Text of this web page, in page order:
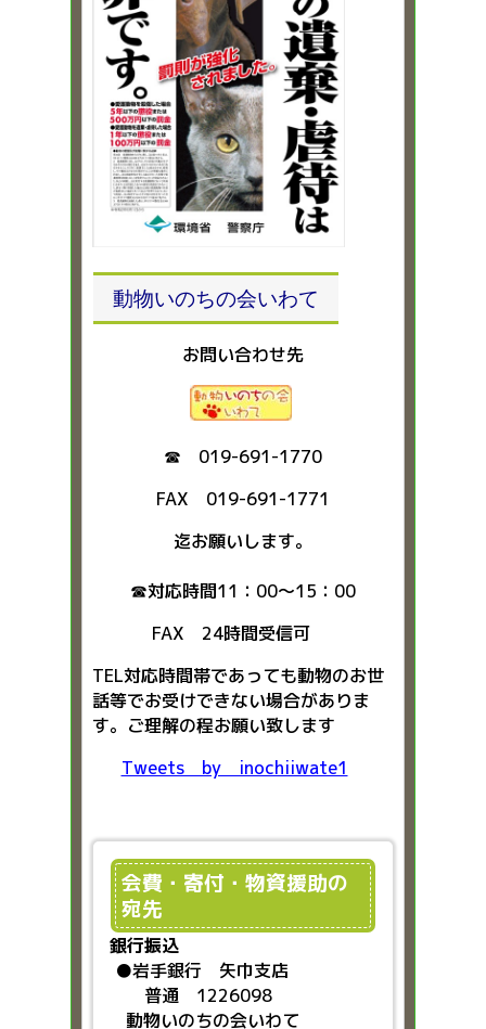
動物いのちの会いわて
お問い合わせ先
☎ 019-691-1770
FAX 019-691-1771
迄お願いします。
☎対応時間11：00～15：00
FAX 24時間受信可
TEL対応時間帯であっても動物のお世
話等でお受けできない場合がありま
す。ご理解の程お願い致します
Tweets by inochiiwate1
会費・寄付・物資援助の
宛先
銀行振込
●岩手銀行 矢巾支店
普通 1226098
動物いのちの会いわて